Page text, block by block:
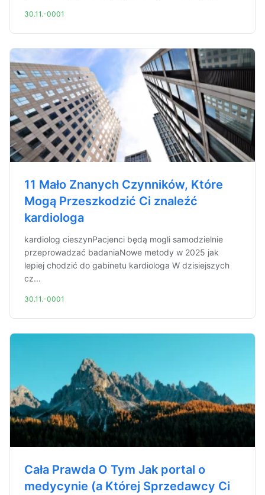
30.11.-0001
11 Mało Znanych Czynników, Które
Mogą Przeszkodzić Ci znaleźć
kardiologa
kardiolog cieszynPacjenci będą mogli samodzielnie
przeprowadzać badaniaNowe metody w 2025 jak
lepiej chodzić do gabinetu kardiologa W dzisiejszych
cz...
30.11.-0001
Cała Prawda O Tym Jak portal o
medycynie (a Której Sprzedawcy Ci